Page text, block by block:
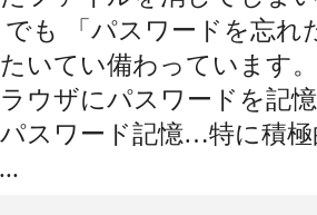
でも 「パスワードを忘れ
いてい備わっています
ウザにパスワードを記
スワード記憶…特に積